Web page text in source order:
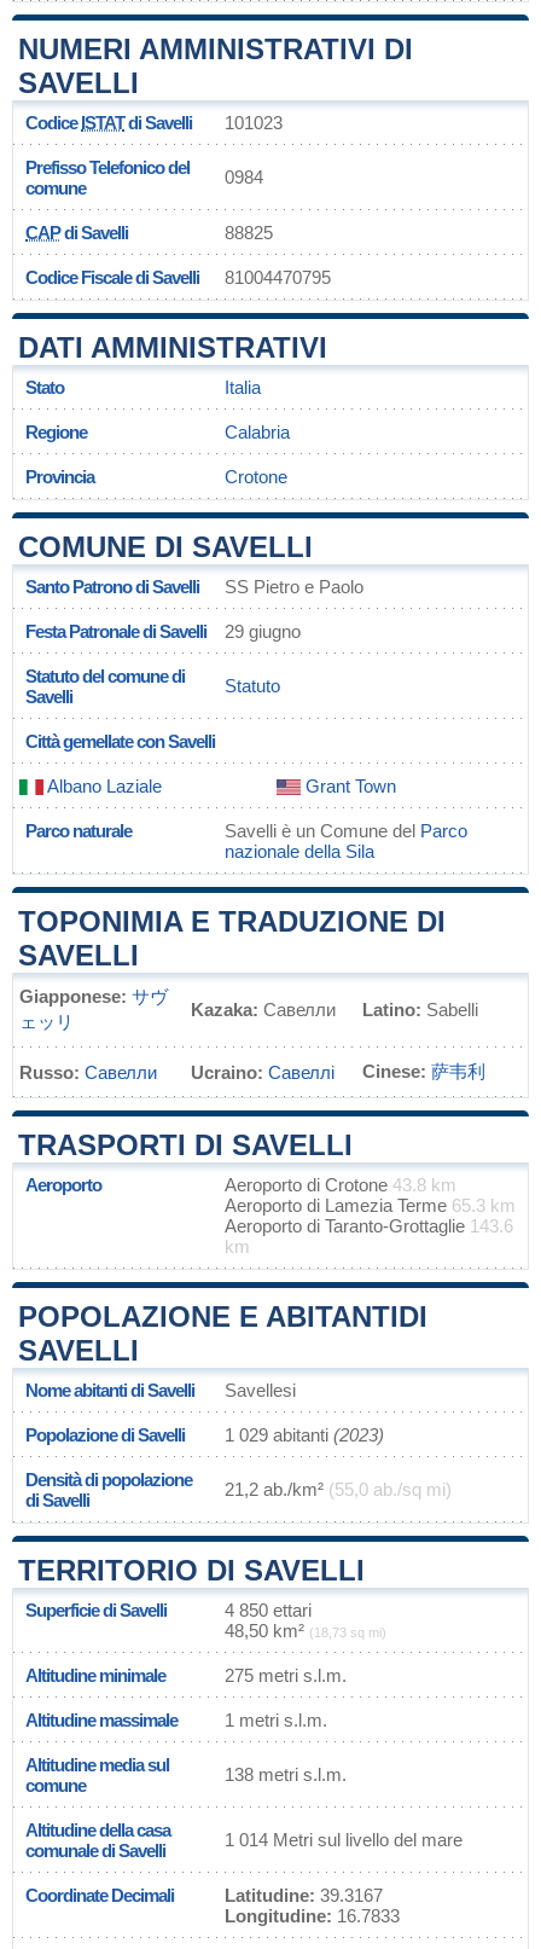
NUMERI AMMINISTRATIVI DI
SAVELLI
CodiceISTATdi Savelli 101023
Prefisso Telefonico del
comune
0984
CAPdi Savelli 88825
Codice Fiscale di Savelli 81004470795
DATI AMMINISTRATIVI
Stato Italia
Regione Calabria
Provincia Crotone
COMUNE DI SAVELLI
Santo Patrono di Savelli SS Pietro e Paolo
Festa Patronale di Savelli 29 giugno
Statuto del comune di
Savelli
Statuto
Città gemellate con Savelli
Albano Laziale Grant Town
Parco naturale Savelli è un Comune del Parco
nazionale della Sila
TOPONIMIA E TRADUZIONE DI
SAVELLI
Giapponese: サヴ
ェッリ
Kazaka: Савелли Latino: Sabelli
Russo: Савелли Ucraino: Савеллі Cinese: 萨韦利
TRASPORTI DI SAVELLI
Aeroporto Aeroporto di Crotone 43.8 km
Aeroporto di Lamezia Terme 65.3 km
Aeroporto di Taranto-Grottaglie 143.6
km
POPOLAZIONE E ABITANTIDI
SAVELLI
Nome abitanti di Savelli Savellesi
Popolazione di Savelli 1 029 abitanti (2023)
Densità di popolazione
di Savelli
21,2 ab./km² (55,0 ab./sq mi)
TERRITORIO DI SAVELLI
Superficie di Savelli
4 850 ettari
48,50 km² (18,73 sq mi)
Altitudine minimale 275 metri s.l.m.
Altitudine massimale 1 metri s.l.m.
Altitudine media sul
comune
138 metri s.l.m.
Altitudine della casa
comunale di Savelli
1 014 Metri sul livello del mare
Coordinate Decimali Latitudine: 39.3167
Longitudine: 16.7833